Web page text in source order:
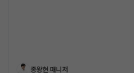
종왕현 매니저